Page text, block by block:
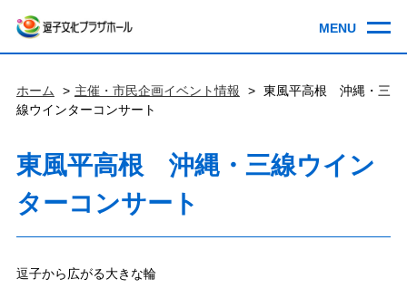
ホーム 主催・市民企画イベント情報
東風平高根 沖縄・三
線ウインターコンサート
東風平高根 沖縄・三線ウイン
ターコンサート
逗子から広がる大きな輪